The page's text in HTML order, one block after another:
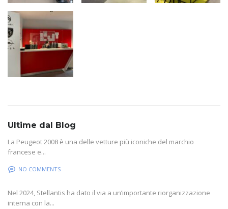
Ultime dal Blog
La Peugeot 2008 è una delle vetture più iconiche del marchio
francese e...
NO COMMENTS
Nel 2024, Stellantis ha dato il via a un’importante riorganizzazione
interna con la...